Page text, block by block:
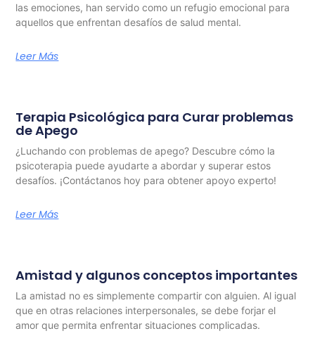
las emociones, han servido como un refugio emocional para
aquellos que enfrentan desafíos de salud mental.
Leer Más
Terapia Psicológica para Curar problemas
de Apego
¿Luchando con problemas de apego? Descubre cómo la
psicoterapia puede ayudarte a abordar y superar estos
desafíos. ¡Contáctanos hoy para obtener apoyo experto!
Leer Más
Amistad y algunos conceptos importantes
La amistad no es simplemente compartir con alguien. Al igual
que en otras relaciones interpersonales, se debe forjar el
amor que permita enfrentar situaciones complicadas.